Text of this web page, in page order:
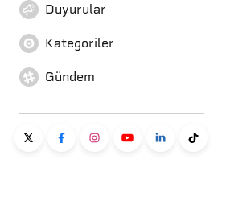
Duyurular
Kategoriler
Gündem